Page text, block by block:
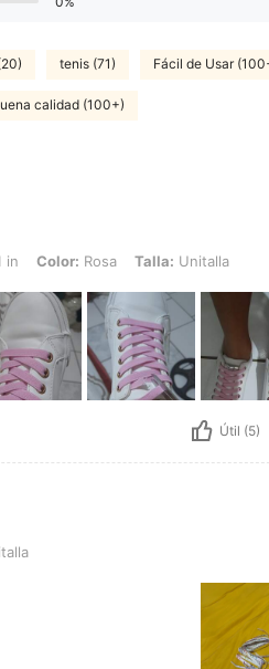
tenis (71) Fácil de Usar
calidad (100+)
Talla: Unitalla
in Color: Rosa Talla: Unitalla
Útil (5)